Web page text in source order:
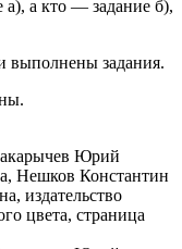
а), а кто — задание б),
выполнены задания.